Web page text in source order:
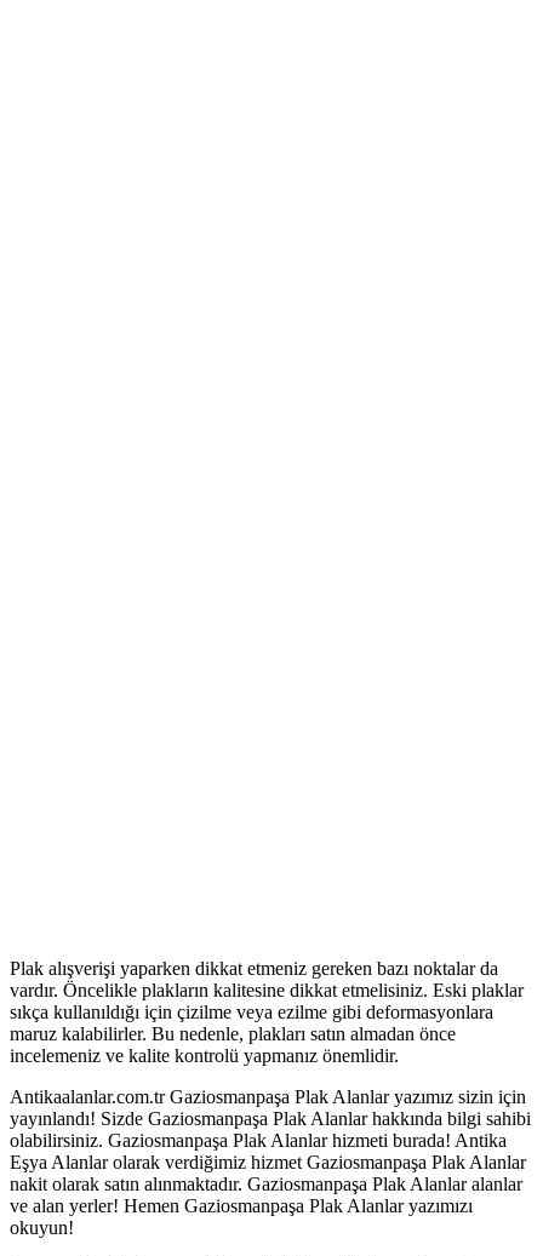
Plak alışverişi yaparken dikkat etmeniz gereken bazı noktalar da
vardır. Öncelikle plakların kalitesine dikkat etmelisiniz. Eski plaklar
sıkça kullanıldığı için çizilme veya ezilme gibi deformasyonlara
maruz kalabilirler. Bu nedenle, plakları satın almadan önce
incelemeniz ve kalite kontrolü yapmanız önemlidir.
Antikaalanlar.com.tr Gaziosmanpaşa Plak Alanlar yazımız sizin için
yayınlandı! Sizde Gaziosmanpaşa Plak Alanlar hakkında bilgi sahibi
olabilirsiniz. Gaziosmanpaşa Plak Alanlar hizmeti burada! Antika
Eşya Alanlar olarak verdiğimiz hizmet Gaziosmanpaşa Plak Alanlar
nakit olarak satın alınmaktadır. Gaziosmanpaşa Plak Alanlar alanlar
ve alan yerler! Hemen Gaziosmanpaşa Plak Alanlar yazımızı
okuyun!